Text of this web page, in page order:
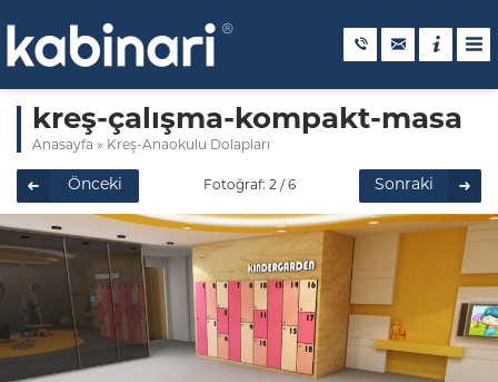
kreş-çalışma-kompakt-masa
Anasayfa » Kreş-Anaokulu Dolapları
Önceki Fotoğraf: 2 / 6 Sonraki